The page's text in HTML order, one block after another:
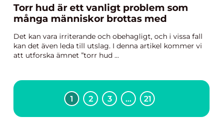
Torr hud är ett vanligt problem som
många människor brottas med
Det kan vara irriterande och obehagligt, och i vissa fall
kan det även leda till utslag. I denna artikel kommer vi
att utforska ämnet ”torr hud ...
1 2 3 … 21